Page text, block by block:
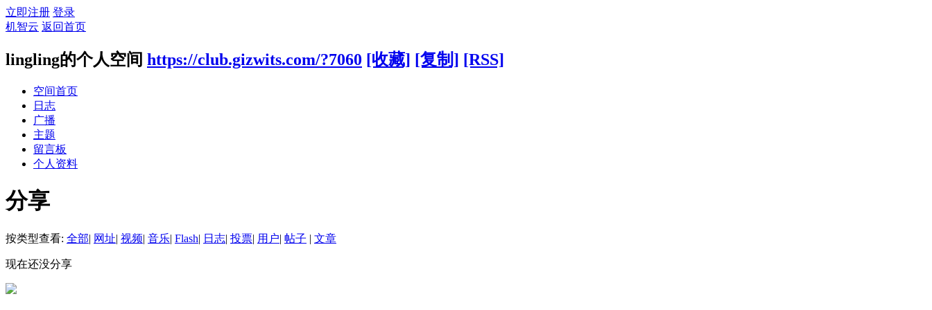
立即注册 登录
机智云 返回首页
lingling的个人空间 https://club.gizwits.com/?7060 [收藏] [复制] [RSS]
空间首页
日志
广播
主题
留言板
个人资料
分享
按类型查看: 全部| 网址| 视频| 音乐| Flash| 日志| 投票| 用户| 帖子 | 文章
现在还没分享